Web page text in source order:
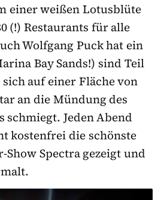
einer weißen Lotusblüte
(!) Restaurants für alle
Wolfgang Puck hat ein
Bay Sands!) sind Teil
sich auf einer Fläche von
an die Mündung des
schmiegt. Jeden Abend
kostenfrei die schönste
Show Spectra gezeigt und